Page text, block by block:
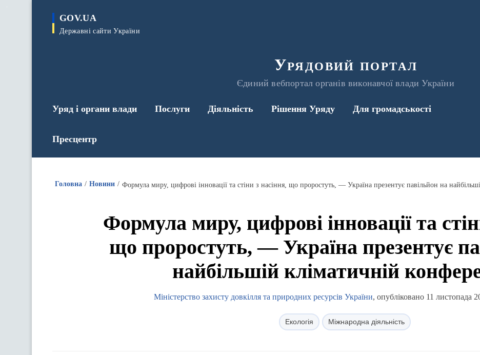
GOV.UA
Державні сайти України
Урядовий портал
Єдиний вебпортал органів виконавчої влади України
Уряд і органи влади Послуги Діяльність Рішення Уряду Для громадськості
Пресцентр
Головна Новини
Формула миру, цифрові інновації та
що проростуть, — Україна презентує
найбільшій кліматичній
Міністерство захисту довкілля та природних ресурсів України, опубліковано 11 листопада
Екологія Міжнародна діяльність